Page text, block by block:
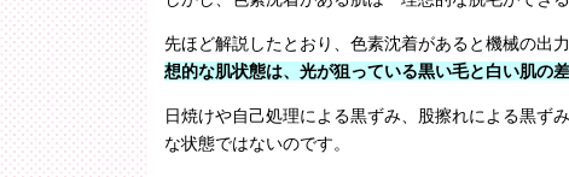
先ほど解説したとおり、色素沈着があると機械の出
想的な肌状態は、光が狙っている黒い毛と白い肌の
日焼けや自己処理による黒ずみ、股擦れによる黒ず
な状態ではないのです。